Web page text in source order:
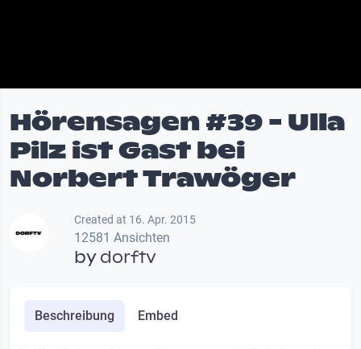
Hörensagen #39 - Ulla
Pilz ist Gast bei
Norbert Trawöger
Created at 16. Apr. 2015
12581 Ansichten
bydorftv
Beschreibung Embed